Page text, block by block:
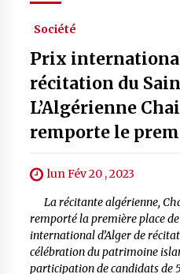
Société
Prix
récitation du
L’Algérienne
remporte le
lun Fév 20 , 2023
La récitante algérienne,
remporté la première place
international d’Alger de
célébration du patrimoine
participation de candidats de